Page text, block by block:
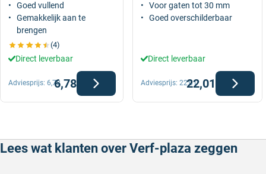
Goed vullend
Gemakkelijk aan te
brengen
(4)
Direct leverbaar
6,78
Adviesprijs: 6,78
Voor gaten tot 30 mm
Goed overschilderbaar
Direct leverbaar
22,01
Adviesprijs: 22,01
Lees wat klanten over Verf-plaza zeggen